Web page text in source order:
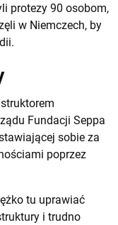
protezy 90 osobom,
w Niemczech, by
Fundacji Seppa
sobie za
poprzez
tu uprawiać
i trudno